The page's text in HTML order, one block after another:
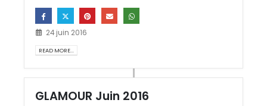
24 juin 2016
READ MORE...
GLAMOUR Juin 2016